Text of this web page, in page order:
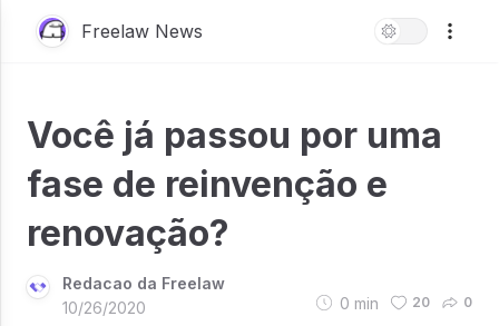
Freelaw News
Você já passou por uma
fase de reinvenção e
renovação?
Redacao da Freelaw
10/26/2020
0 min 20 0